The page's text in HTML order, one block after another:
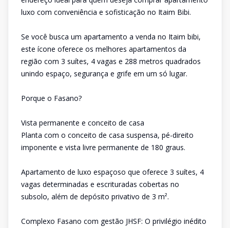
luxo com conveniência e sofisticação no Itaim Bibi.
Se você busca um apartamento a venda no Itaim bibi,
este ícone oferece os melhores apartamentos da
região com 3 suítes, 4 vagas e 288 metros quadrados
unindo espaço, segurança e grife em um só lugar.
Porque o Fasano?
Vista permanente e conceito de casa
Planta com o conceito de casa suspensa, pé-direito
imponente e vista livre permanente de 180 graus.
Apartamento de luxo espaçoso que oferece 3 suítes, 4
vagas determinadas e escrituradas cobertas no
subsolo, além de depósito privativo de 3 m².
Complexo Fasano com gestão JHSF: O privilégio inédito